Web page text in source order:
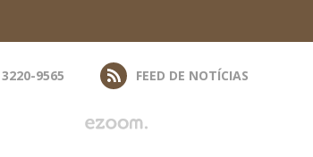
9565 FEED DE NOTÍCIAS